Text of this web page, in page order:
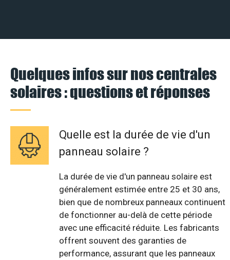
Quelques infos sur nos centrales
solaires : questions et réponses
Quelle est la durée de vie d'un
panneau solaire ?
La durée de vie d'un panneau solaire est
généralement estimée entre 25 et 30 ans,
bien que de nombreux panneaux continuent
de fonctionner au-delà de cette période
avec une efficacité réduite. Les fabricants
offrent souvent des garanties de
performance, assurant que les panneaux